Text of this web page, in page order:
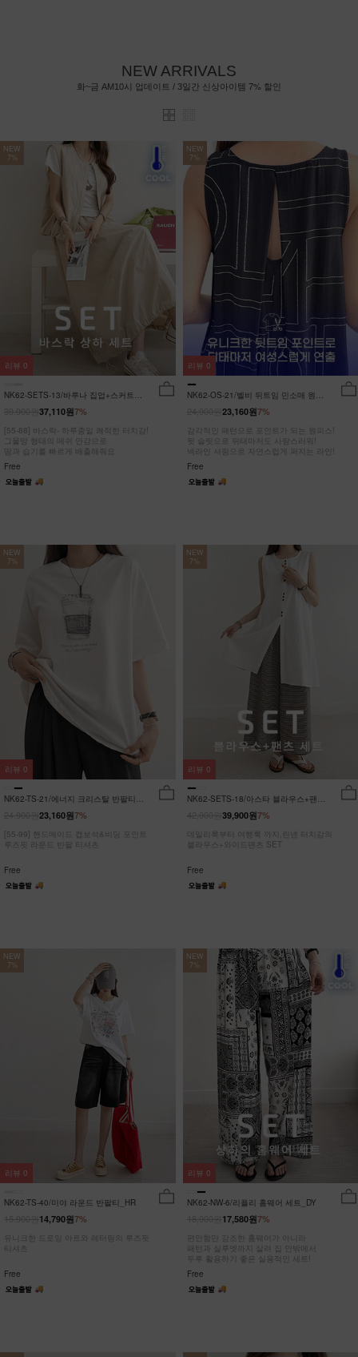
NEW ARRIVALS
화~금 AM10시 업데이트 / 3일간 신상아이템 7% 할인
NEW
7%
NK62-SETS-13/바루나 집업+스커트
7%
37,110원
[55-88] 바스락- 하루종일 쾌적한 터치감!
그물망 형태의 메쉬 안감으로
땀과 습기를 빠르게 배출해줘요
Free
리뷰 0
NEW
7%
NK62-OS-21/벨비 뒤트임 민소매 원피
7%
23,160원
감각적인 패턴으로 포인트가 되는 원피스!
뒷 슬릿으로 뒤태마저도 사랑스러워!
넥라인 셔링으로 자연스럽게 퍼지는 라인!
Free
리뷰 0
NEW
7%
NK62-TS-21/에너지 크리스탈 반팔티
7%
23,160원
[55-99] 핸드메이드 캡보석&비딩 포인트
루즈핏 라운드 반팔 티셔츠
Free
리뷰 0
NEW
7%
NK62-SETS-18/아스타 블라우스+팬츠
7%
39,900원
데일리룩부터 여행룩 까지,린넨 터치감의
블라우스+와이드팬츠 SET
Free
리뷰 0
NEW
7%
NK62-TS-40/미야 라운드 반팔티_HR
7%
14,790원
유니크한 드로잉 아트와 레터링의 루즈핏
티셔츠
Free
리뷰 0
NEW
7%
NK62-NW-6/리플리 홈웨어 세트_DY
7%
17,580원
편안함만 강조한 홈웨어가 아니라
패턴과 실루엣까지 살려 집 안밖에서
두루 활용하기 좋은 실용적인 세트!
Free
리뷰 0